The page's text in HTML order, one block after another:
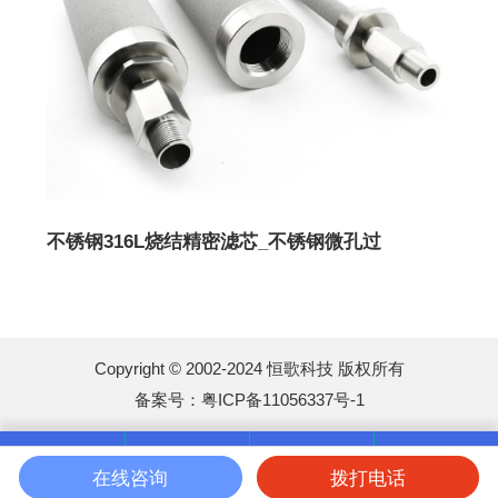
不锈钢316L烧结精密滤芯_不锈钢微孔过
Copyright © 2002-2024 恒歌科技 版权所有
备案号： 粤ICP备11056337号-1
加入我们
在线咨询 拨打电话